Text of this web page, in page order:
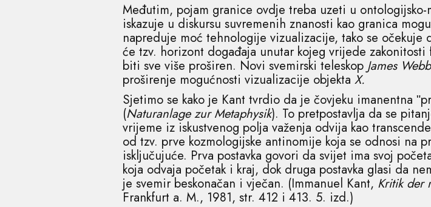
Međutim, pojam granice ovdje treba uzeti u
iskazuje u diskursu suvremenih znanosti kao granica
napreduje moć tehnologije vizualizacije, tako se
će tzv. horizont događaja unutar kojeg vrijede
biti sve više proširen. Novi svemirski teleskop James Webb
proširenje mogućnosti vizualizacije objekta X.
Sjetimo se kako je Kant tvrdio da je čovjeku imanentna
(Naturanlage zur Metaphysik). To pretpostavlja da se
vrijeme iz iskustvenog polja važenja odvija kao
od tzv. prve kozmologijske antinomije koja se odnosi na
isključujuće. Prva postavka govori da svijet ima svoj
koja odvaja početak i kraj, dok druga postavka glasi da
je svemir beskonačan i vječan. (Immanuel Kant, Kritik der
Frankfurt a. M., 1981, str. 412 i 413. 5. izd.)